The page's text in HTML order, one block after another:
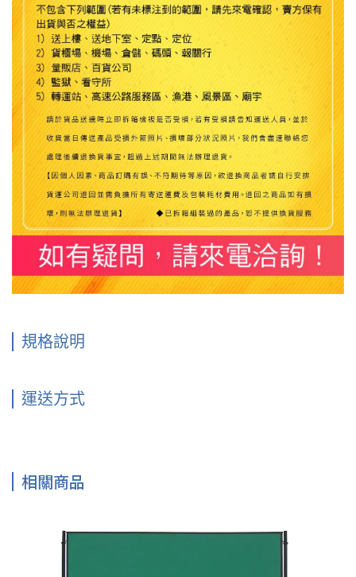
規格說明
運送方式
相關商品